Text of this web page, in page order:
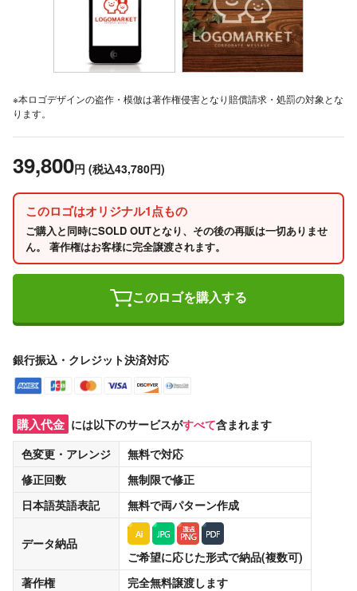
※本ロゴデザインの盗作・模倣は著作権侵害となり賠償請求・処罰の対象とな
ります。
39,800円 (税込43,780円)
このロゴはオリジナル1点もの
ご購入と同時にSOLD OUTとなり、その後の再販は一切ありませ
ん。 著作権はお客様に完全譲渡されます。
このロゴを購入する
銀行振込・クレジット決済対応
購入代金 には以下のサービスがすべて含まれます
色変更・アレンジ
無料で対応
修正回数
無制限で修正
日本語英語表記
無料で両パターン作成
データ納品
ご希望に応じた形式で納品(複数可)
著作権
完全無料譲渡します